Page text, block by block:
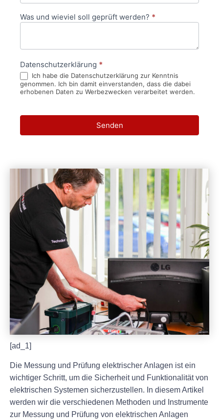
Was und wieviel soll geprüft werden? *
Datenschutzerklärung *
Ich habe die Datenschutzerklärung zur Kenntnis
genommen. Ich bin damit einverstanden, dass die dabei
erhobenen Daten zu Werbezwecken verarbeitet werden.
Senden
[ad_1]
Die Messung und Prüfung elektrischer Anlagen ist ein
wichtiger Schritt, um die Sicherheit und Funktionalität von
elektrischen Systemen sicherzustellen. In diesem Artikel
werden wir die verschiedenen Methoden und Instrumente
zur Messung und Prüfung von elektrischen Anlagen